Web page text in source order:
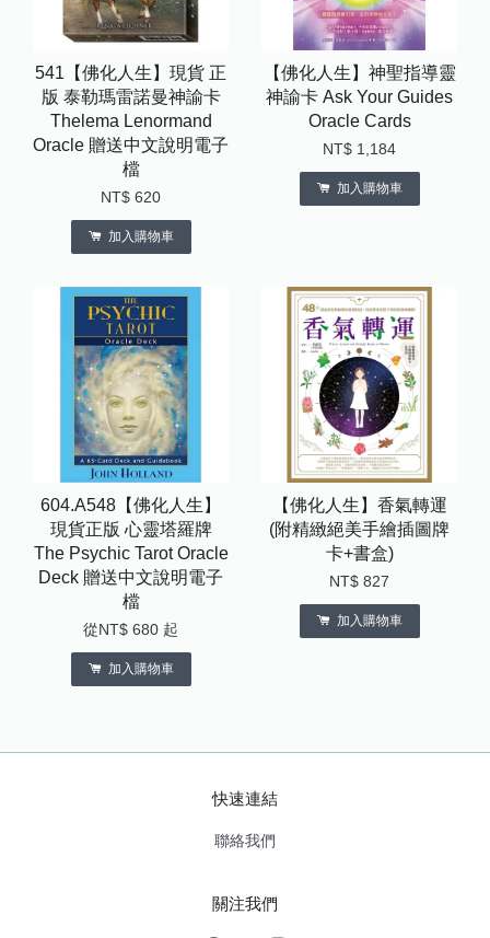
541【佛化人生】現貨 正
版 泰勒瑪雷諾曼神諭卡
Thelema Lenormand
Oracle 贈送中文說明電子
檔
NT$ 620
加入購物車
【佛化人生】神聖指導靈
神諭卡 Ask Your Guides
Oracle Cards
NT$ 1,184
加入購物車
604.A548【佛化人生】
現貨正版 心靈塔羅牌
The Psychic Tarot Oracle
Deck 贈送中文說明電子
檔
從 NT$ 680 起
加入購物車
【佛化人生】香氣轉運
(附精緻絕美手繪插圖牌
卡+書盒)
NT$ 827
加入購物車
快速連結
聯絡我們
關注我們